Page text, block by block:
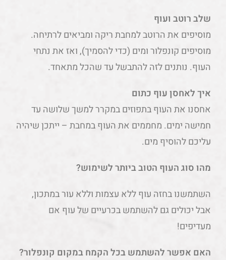
שלב רוטב ועוף
מוסיפים את הרוטב למחבת ריקה ומביאים לרתיחה.
מוסיפים קונפלור ומים (כדי להסמיך), ואז את נתחי
העוף. נותנים לזה להתבשל עד שהכל מתאחד.
איך לאחסן עוף כתום
אחסנו את העוף בתפוזים במקרר למשך שלושה עד
חמישה ימים. מחממים את העוף במחבת – ייתכן שיהיה
עליכם להוסיף מים.
מהו סוג העוף הטוב ביותר לשימוש?
השתמשנו בחזה עוף ללא עצמות וללא עור במתכון,
אבל יכולים גם להשתמש בכרעיים של עוף אם
מעדיפים!
האם אפשר להשתמש בכל הקמח במקום קונפלור?